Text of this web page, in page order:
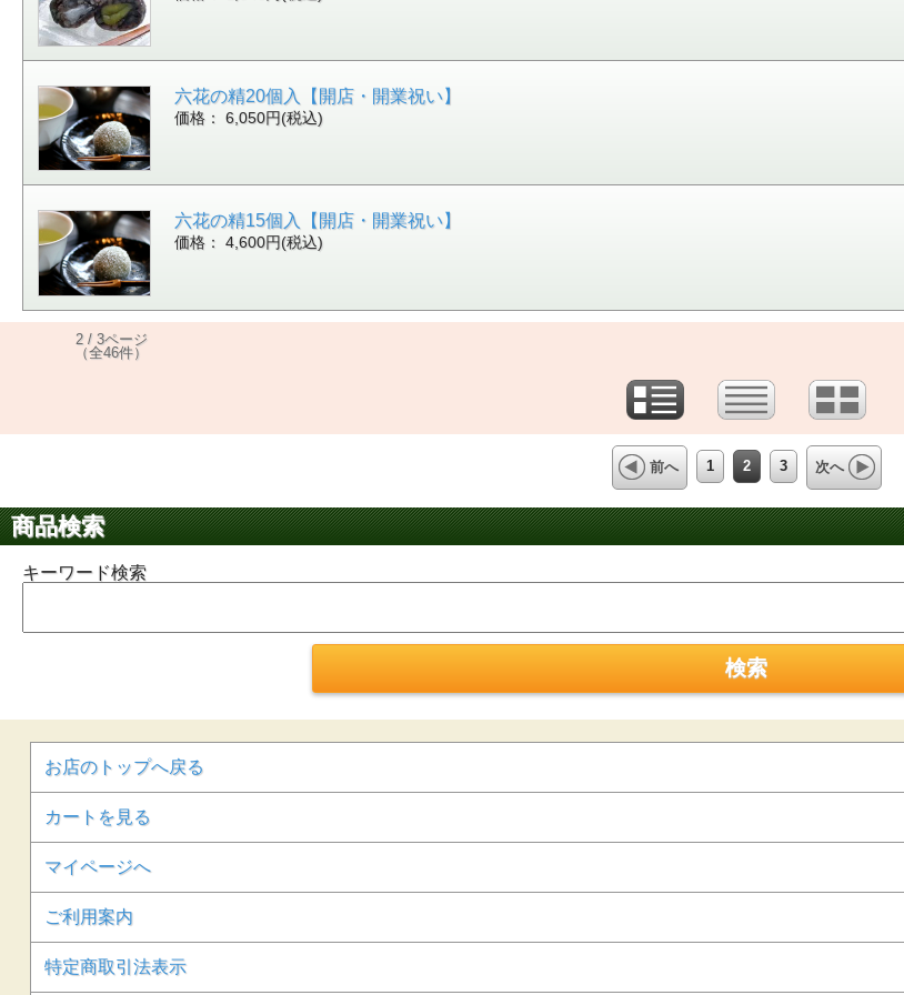
六花の精20個入【開店・開業祝い】
価格： 6,050円(税込)
六花の精15個入【開店・開業祝い】
価格： 4,600円(税込)
2 / 3ページ
（全46件）
前へ 1 2 3 次へ
商品検索
キーワード検索
お店のトップへ戻る
カートを見る
マイページへ
ご利用案内
特定商取引法表示